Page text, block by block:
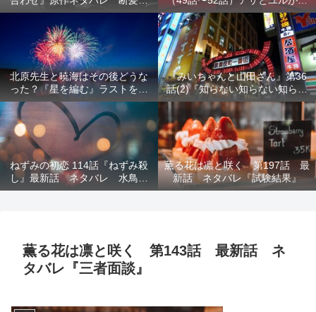
ブジェ殺人事件 犯人の正体や
結末を解説
出！西ノ村の真実とヒカルの決
意を解説
北原先生と暁海はその後どうな
った？『星を編む』ラストをネ
タバレ解説
『みいちゃんと山田さん』第36
話(2)『知らない知らない知らな
い』最新話 ネタバレ 犯人確
定 次回最終回
ねずみの初恋 114話『ねずみ殺
し』最新話 ネタバレ 水鳥死
亡 鯆を殺すか
薫る花は凛と咲く 第197話 最
新話 ネタバレ『試験結果』
薫る花は凛と咲く 第143話 最新話 ネ
タバレ『三者面談』